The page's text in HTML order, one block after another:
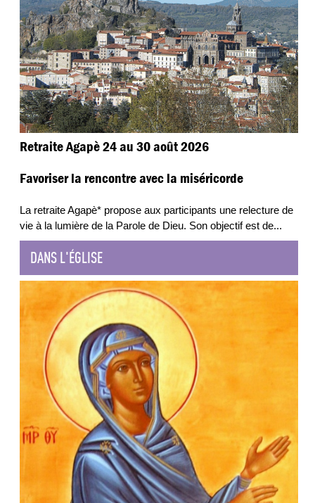
Retraite Agapè 24 au 30 août 2026
Favoriser la rencontre avec la miséricorde
La retraite Agapè* propose aux participants une relecture de
vie à la lumière de la Parole de Dieu. Son objectif est de...
DANS L'ÉGLISE